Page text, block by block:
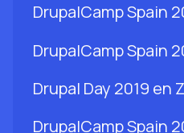
DrupalCamp Spain
DrupalCamp Spain
Drupal Day 2019 en
DrupalCamp Spain